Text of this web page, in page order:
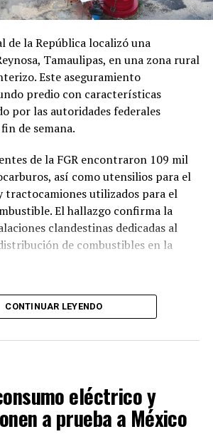
se abre la posibilidad de que
la salud pública, la
social. Las autoridades
la comunidad minera vuelva a
energético nacional.
de la República localizó una
Tamaulipas, en una zona rural
Este aseguramiento
predio con características
por las autoridades federales
de semana.
de la FGR encontraron 109 mil
así como utensilios para el
tractocamiones utilizados para el
El hallazgo confirma la
clandestinas dedicadas al
de combustibles en la
publicada por el diario
asegurado se localizaron tres
a los utilizados en
autorizadas, aunque las
la capacidad exacta de cada
la detención de ninguna persona
CONTINUAR LEYENDO
eléctrico y
a prueba a México